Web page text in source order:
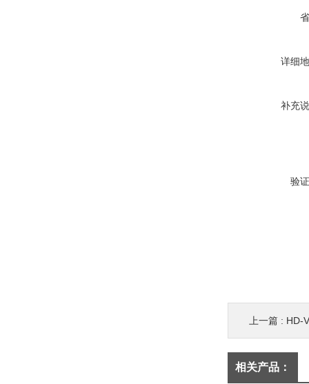
详细
补充
验
上一篇 : HD-
相关产品：